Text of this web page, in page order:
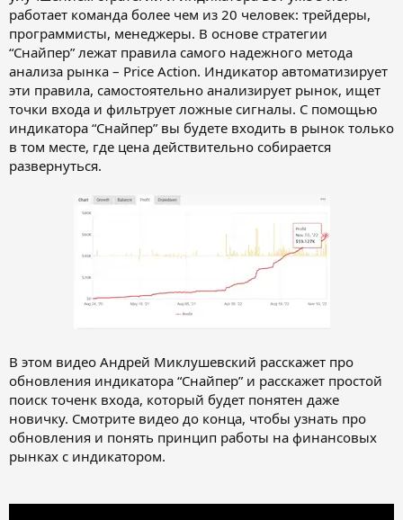
работает команда более чем из 20 человек: трейдеры,
программисты, менеджеры. В основе стратегии
“Снайпер” лежат правила самого надежного метода
анализа рынка – Price Action. Индикатор автоматизирует
эти правила, самостоятельно анализирует рынок, ищет
точки входа и фильтрует ложные сигналы. С помощью
индикатора “Снайпер” вы будете входить в рынок только
в том месте, где цена действительно собирается
развернуться.
В этом видео Андрей Миклушевский расскажет про
обновления индикатора “Снайпер” и расскажет простой
поиск точенк входа, который будет понятен даже
новичку. Смотрите видео до конца, чтобы узнать про
обновления и понять принцип работы на финансовых
рынках с индикатором.